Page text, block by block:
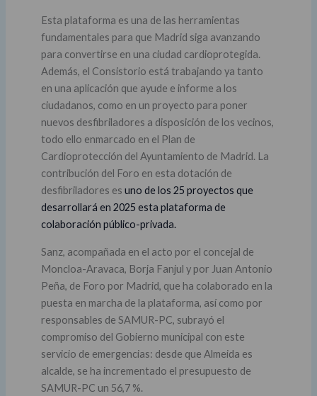
Esta plataforma es una de las herramientas
fundamentales para que Madrid siga avanzando
para convertirse en una ciudad cardioprotegida.
Además, el Consistorio está trabajando ya tanto
en una aplicación que ayude e informe a los
ciudadanos, como en un proyecto para poner
nuevos desfibriladores a disposición de los vecinos,
todo ello enmarcado en el Plan de
Cardioprotección del Ayuntamiento de Madrid. La
contribución del Foro en esta dotación de
desfibriladores es uno de los 25 proyectos que
desarrollará en 2025 esta plataforma de
colaboración público-privada.
Sanz, acompañada en el acto por el concejal de
Moncloa-Aravaca, Borja Fanjul y por Juan Antonio
Peña, de Foro por Madrid, que ha colaborado en la
puesta en marcha de la plataforma, así como por
responsables de SAMUR-PC, subrayó el
compromiso del Gobierno municipal con este
servicio de emergencias: desde que Almeida es
alcalde, se ha incrementado el presupuesto de
SAMUR-PC un 56,7 %.